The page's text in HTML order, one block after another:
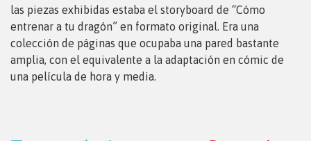
las piezas exhibidas estaba el storyboard de “Cómo
entrenar a tu dragón” en formato original. Era una
colección de páginas que ocupaba una pared bastante
amplia, con el equivalente a la adaptación en cómic de
una película de hora y media.